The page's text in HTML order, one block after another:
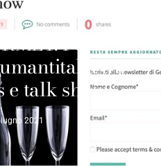
stampa
Festival
tra
e talk show
2021